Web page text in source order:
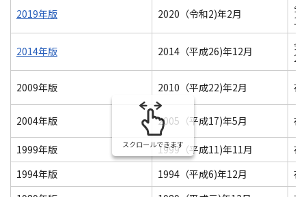
2019年版 2020（令和2)年2月
2014年版 2014（平成26)年12月
2009年版 2010（平成22)年2月
2004年版 2005（平成17)年5月
1999年版 1999（平成11)年11月
1994年版
1994（平成6)年12月
スクロールできます